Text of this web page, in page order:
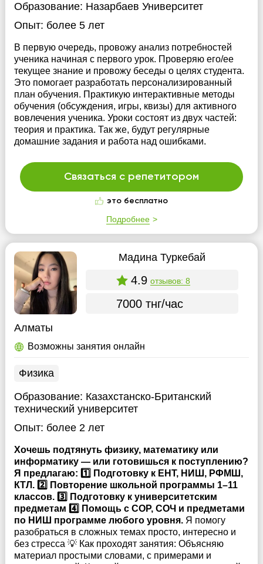
Образование: Назарбаев Университет
Опыт: более 5 лет
В первую очередь, провожу анализ потребностей
ученика начиная с первого урок. Проверяю его/ее
текущее знание и провожу беседы о целях студента.
Это помогает разработать персонализированный
план обучения. Практикую интерактивные методы
обучения (обсуждения, игры, квизы) для активного
вовлечения ученика. Уроки состоят из двух частей:
теория и практика. Так же, будут регулярные
домашние задания и работа над ошибками.
Связаться с репетитором
это бесплатно
Подробнее
Мадина Туркебай
4.9 отзывов: 8
7000 тнг/час
Алматы
Возможны занятия онлайн
Физика
Образование: Казахстанско-Британский
технический университет
Опыт: более 2 лет
Хочешь подтянуть физику, математику или
информатику — или готовишься к поступлению?
Я предлагаю: 1️⃣ Подготовку к ЕНТ, НИШ, РФМШ,
КТЛ. 2️⃣ Повторение школьной программы 1–11
классов. 3️⃣ Подготовку к университетским
предметам 4️⃣ Помощь с СОР, СОЧ и предметами
по НИШ программе любого уровня. Я помогу
разобраться в сложных темах просто, интересно и
без стресса 💡 Как проходят занятия: Объясняю
материал простыми словами, с примерами и